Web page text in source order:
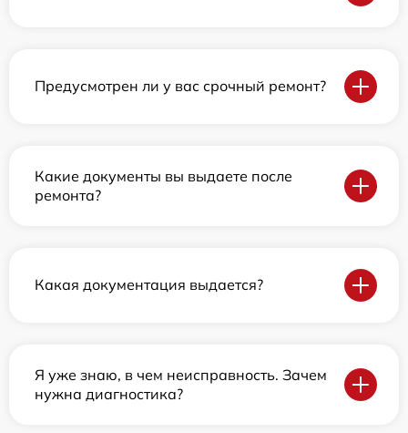
Предусмотрен ли у вас срочный ремонт?
Какие документы вы выдаете после
ремонта?
Какая документация выдается?
Я уже знаю, в чем неисправность. Зачем
нужна диагностика?